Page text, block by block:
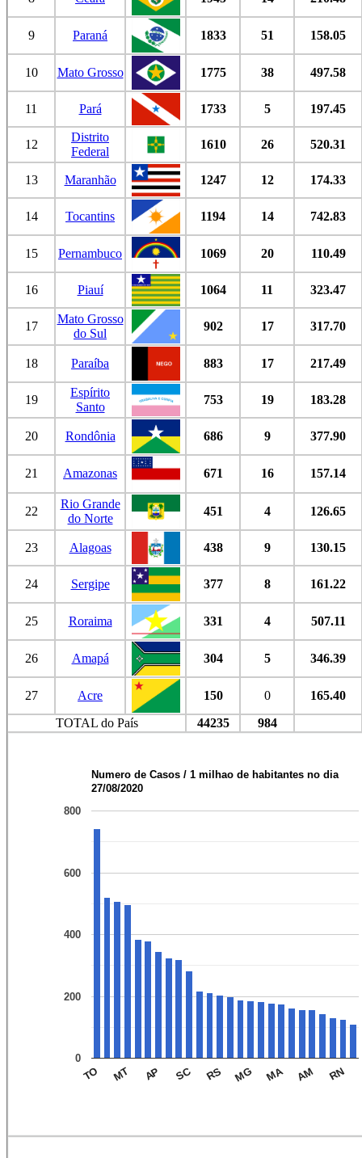
9 Paraná 1833 51 158.05
10 Mato Grosso 1775 38 497.58
11 Pará 1733 5 197.45
12
Distrito
Federal
1610 26 520.31
13 Maranhão 1247 12 174.33
14 Tocantins 1194 14 742.83
15 Pernambuco 1069 20 110.49
16 Piauí 1064 11 323.47
17
Mato Grosso
do Sul
902 17 317.70
18 Paraíba 883 17 217.49
19
Espírito
Santo
753 19 183.28
20 Rondônia 686 9 377.90
21 Amazonas 671 16 157.14
22
Rio Grande
do Norte
451 4 126.65
23 Alagoas 438 9 130.15
24 Sergipe 377 8 161.22
25 Roraima 331 4 507.11
26 Amapá 304 5 346.39
27 Acre 150 0
165.40
TOTAL do País
44235 984
Numero de Casos / 1 milhao de habitantes no dia
27/08/2020
TO MT AP SC RS MG MA AM RN
0
200
400
600
800